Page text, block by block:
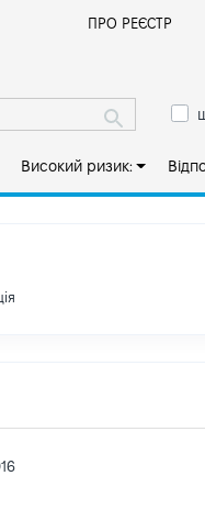
ПРО РЕЄСТР
Високий ризик: